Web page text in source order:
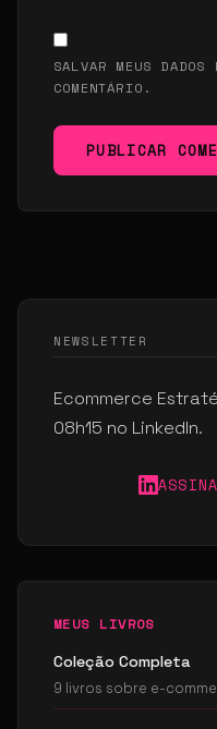
SALVAR MEUS DADOS
COMENTÁRIO.
PUBLICAR
NEWSLETTER
Ecommerce
08h15 no LinkedIn.
MEUS LIVROS
Coleção Completa
9 livros sobre e-